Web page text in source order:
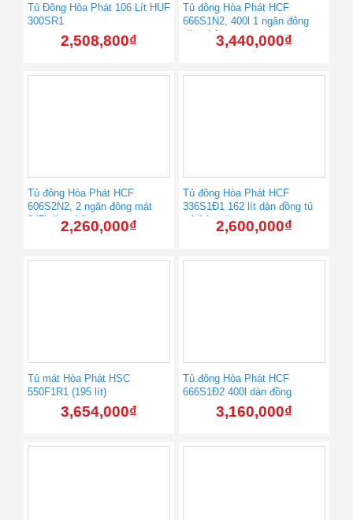
Tủ Đông Hòa Phát 106 Lít HUF
300SR1
2,508,800₫
Tủ đông Hòa Phát HCF
666S1N2, 400l 1 ngăn đông
dàn nhôm3,440,000₫
Tủ đông Hòa Phát HCF
606S2N2, 2 ngăn đông mát
245l dàn nhôm2,260,000₫
Tủ đông Hòa Phát HCF
336S1Đ1 162 lít dàn đồng tủ
mini 1 ngăn2,600,000₫
Tủ mát Hòa Phát HSC
550F1R1 (195 lít)
3,654,000₫
Tủ đông Hòa Phát HCF
666S1Đ2 400l dàn đồng
3,160,000₫